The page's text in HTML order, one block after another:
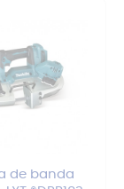
de banda